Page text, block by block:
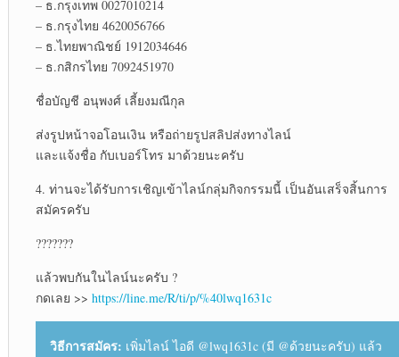
– ธ.กรุงเทพ 0027010214
– ธ.กรุงไทย 4620056766
– ธ.ไทยพาณิชย์ 1912034646
– ธ.กสิกรไทย 7092451970
ชื่อบัญชี อนุพงศ์ เลี้ยงมณีกุล
ส่งรูปหน้าจอโอนเงิน หรือถ่ายรูปสลิปส่งทางไลน์
และแจ้งชื่อ กับเบอร์โทร มาด้วยนะครับ
4. ท่านจะได้รับการเชิญเข้าไลน์กลุ่มกิจกรรมนี้ เป็นอันเสร็จสิ้นการ
สมัครครับ
???????
แล้วพบกันในไลน์นะครับ ?
กดเลย >> https://line.me/R/ti/p/%40lwq1631c
วิธีการสมัคร: เพิ่มไลน์ ไอดี @lwq1631c (มี @ด้วยนะครับ) แล้ว